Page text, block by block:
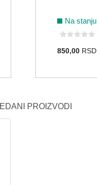
Na stanju
850,00RSD
PROIZVODI